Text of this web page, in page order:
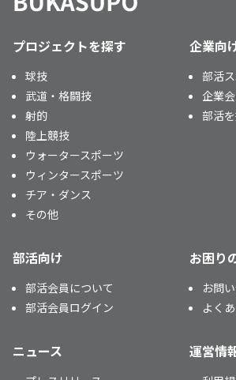
プロジェクトを探す
球技
武道・格闘技
射的
陸上競技
ウォータースポーツ
ウィンタースポーツ
チア・ダンス
その他
企業向
部活
企業
部活
部活向け
部活会員について
部活会員ログイン
お困り
お問
よく
ニュース 運営情